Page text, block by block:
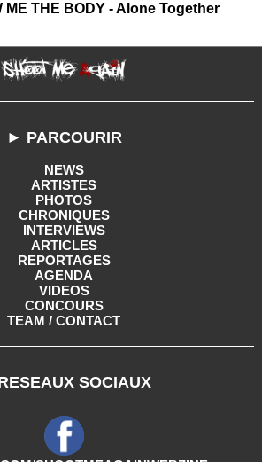
ME THE BODY - Alone Together
► PARCOURIR
NEWS
ARTISTES
PHOTOS
CHRONIQUES
INTERVIEWS
ARTICLES
REPORTAGES
AGENDA
VIDEOS
CONCOURS
TEAM / CONTACT
SOCIAUX